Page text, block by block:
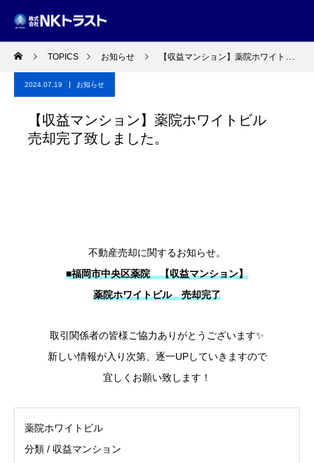
TOPICS お知らせ 【収益マンション】薬院ホワイトビル 売却完了致しました。
2024.07.19 お知らせ
【収益マンション】薬院ホワイトビル
売却完了致しました。
不動産売却に関するお知らせ。
■福岡市中央区薬院 【収益マンション】
薬院ホワイトビル 売却完了
取引関係者の皆様ご協力ありがとうございます✨
新しい情報が入り次第、逐一UPしていきますので
宜しくお願い致します！
薬院ホワイトビル
分類 / 収益マンション